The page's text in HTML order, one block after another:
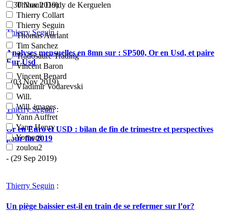
Thibault Doidy de Kerguelen
Thierry Collart
Thierry Seguin
Thomas Aurlant
Tim Sanchez
Tradosaure Trading
Vincent Baron
Vincent Benard
Vladimir Vodarevski
Will.
Will. images
Yann Auffret
Yann Henry
Yomoni
zoulou2
- (30 Nov 2019)
Thierry Seguin:
Analyses mensuelles en 8mn sur : SP500, Or en Usd, et paire
Eur Usd
- (03 Nov 2019)
Thierry Seguin:
Or en Euro et USD : bilan de fin de trimestre et perspectives
pour fin 2019
- (29 Sep 2019)
Thierry Seguin :
Un piège baissier est-il en train de se refermer sur l’or?